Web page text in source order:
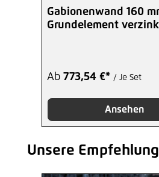
Gabionenwand 160
Grundelement
Ab 773,54 €* / Je Set
Ansehen
Produktgalerie überspringen
Unsere